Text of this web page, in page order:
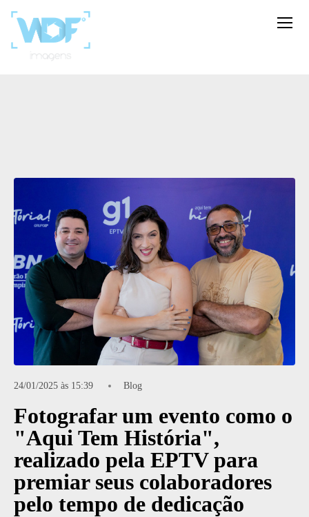
24/01/2025 às 15:39 Blog
Fotografar um evento como o
"Aqui Tem História",
realizado pela EPTV para
premiar seus colaboradores
pelo tempo de dedicação